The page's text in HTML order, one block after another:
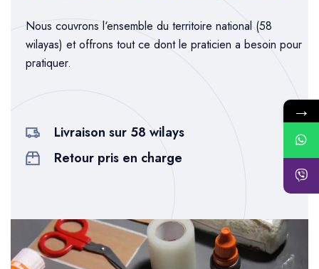
Nous couvrons l‘ensemble du territoire national (58
wilayas) et offrons tout ce dont le praticien a besoin pour
pratiquer.
Livraison sur 58 wilays
Retour pris en charge
→